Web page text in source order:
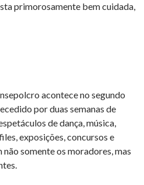
primorosamente bem cuidada,
acontece no segundo
por duas semanas de
de dança, música,
exposições, concursos e
somente os moradores, mas